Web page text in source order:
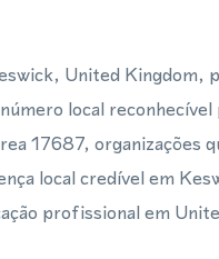
United Kingdom,
local
17687, organizações
local credível em
profissional em